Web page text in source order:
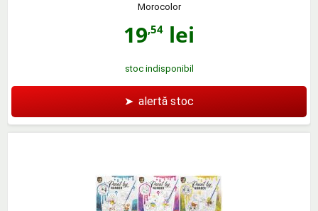
Morocolor
19,54 lei
stoc indisponibil
➤ alertă stoc